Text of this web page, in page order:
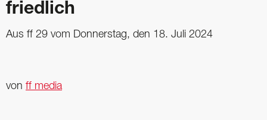
friedlich
Aus ff 29 vom Donnerstag, den 18. Juli 2024
von ff media